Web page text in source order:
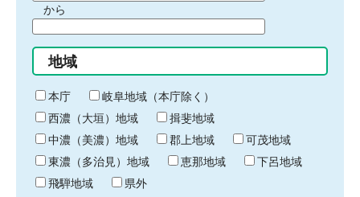
間
始
り
から
間
終
わ
り
地域
本庁
岐阜地域（本庁除く）
西濃（大垣）地域
揖斐地域
中濃（美濃）地域
郡上地域
可茂地域
東濃（多治見）地域
恵那地域
下呂地域
飛騨地域
県外